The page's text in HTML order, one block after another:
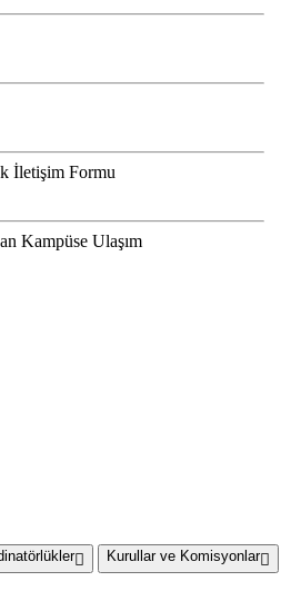
İletişim Formu
Kampüse Ulaşım
Kurullar ve Komisyonlar